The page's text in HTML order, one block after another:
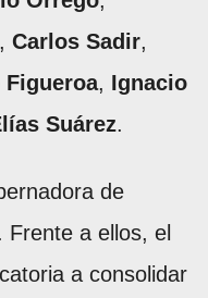
, Carlos Sadir,
Figueroa, Ignacio
Suárez.
de
Frente a ellos, el
a consolidar